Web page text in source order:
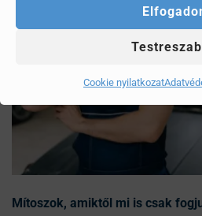
Cookie nyilatkozat
Mítoszok, amiktől mi is csak